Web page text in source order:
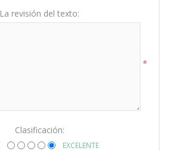
La revisión del texto:
*
Clasificación:
EXCELENTE